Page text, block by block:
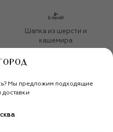
Шапка из шерсти и
кашемира
Мы предложим подходящие
доставки